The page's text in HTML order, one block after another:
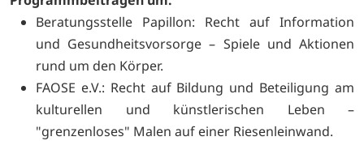
Beratungsstelle Papillon: Recht auf Information
und Gesundheitsvorsorge – Spiele und Aktionen
rund um den Körper.
FAOSE e.V.: Recht auf Bildung und Beteiligung am
kulturellen und künstlerischen Leben –
"grenzenloses" Malen auf einer Riesenleinwand.